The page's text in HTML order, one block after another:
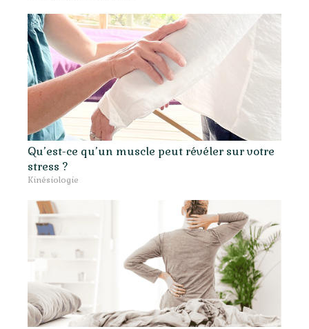
Qu’est-ce qu’un muscle peut révéler sur votre
stress ?
Kinésiologie